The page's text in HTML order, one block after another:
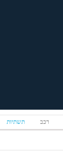
רכב תשתיות